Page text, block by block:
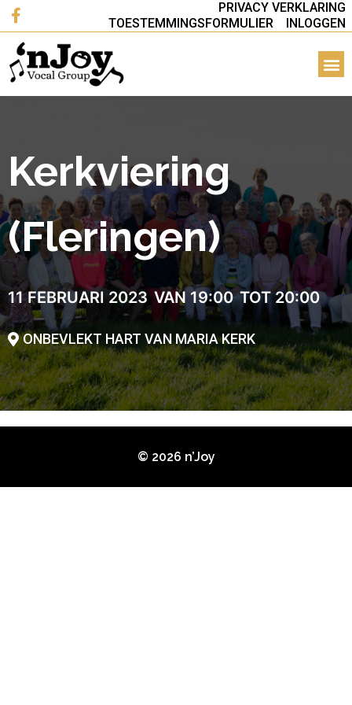
PRIVACY VERKLARING
TOESTEMMINGSFORMULIER
INLOGGEN
Kerkviering
(Fleringen)
11 FEBRUARI 2023 VAN 19:00 TOT 20:00
ONBEVLEKT HART VAN MARIA KERK
© 2026 n’Joy